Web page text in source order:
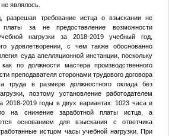
являлось.
разрешая требование истца о взыскании не
платы за не предоставление возможности
нагрузки за 2018-2019 учебный год,
удовлетворении, с чем также обоснованно
суда апелляционной инстанции, поскольку
по должности мастера производственного
преподавателя сторонами трудового договора
труда в размере должностного оклада без
поэтому установление работодателем
2018-2019 годы в двух вариантах: 1023 часа и
на снижение заработной платы истца, а
основанием для взыскания с ответчика
истцом часы учебной нагрузки. При